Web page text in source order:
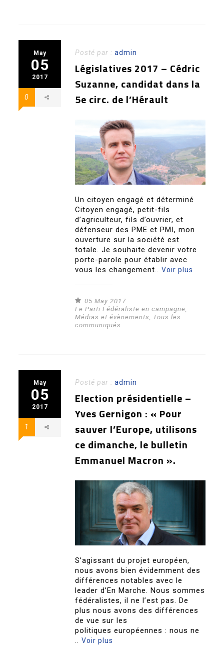
May
05
2017
0
Posté par :admin
Législatives 2017 – Cédric
Suzanne, candidat dans la
5e circ. de l’Hérault
Un citoyen engagé et déterminé
Citoyen engagé, petit-fils
d’agriculteur, fils d’ouvrier, et
défenseur des PME et PMI, mon
ouverture sur la société est
totale. Je souhaite devenir votre
porte-parole pour établir avec
vous les changement..Voir plus
05 May 2017
Le Parti Fédéraliste en campagne,
Médias et évènements, Tous les
communiqués
May
05
2017
1
Posté par :admin
Election présidentielle –
Yves Gernigon : « Pour
sauver l’Europe, utilisons
ce dimanche, le bulletin
Emmanuel Macron ».
S’agissant du projet européen,
nous avons bien évidemment des
différences notables avec le
leader d’En Marche. Nous sommes
fédéralistes, il ne l’est pas. De
plus nous avons des différences
de vue sur les
politiques européennes : nous ne
..Voir plus